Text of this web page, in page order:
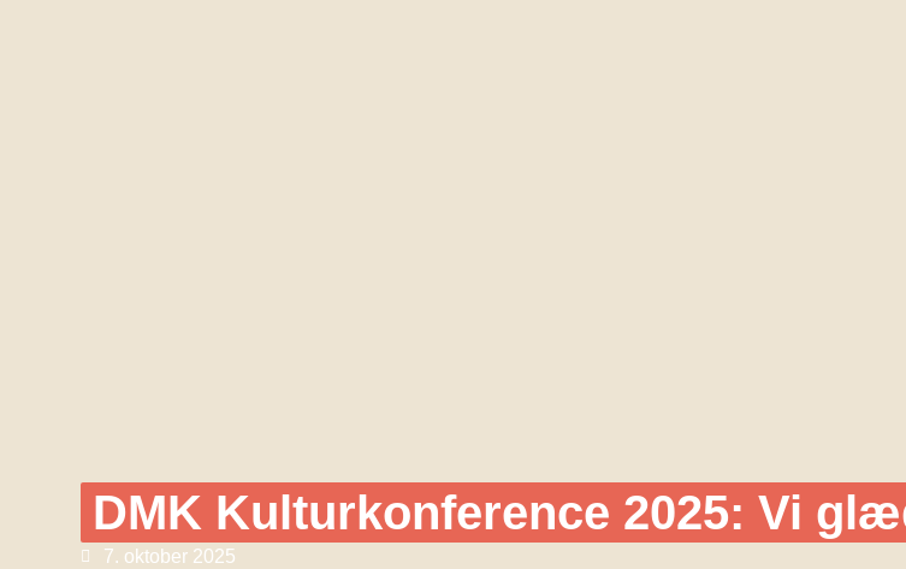
DMK Kulturkonference 2025: Vi
7. oktober 2025